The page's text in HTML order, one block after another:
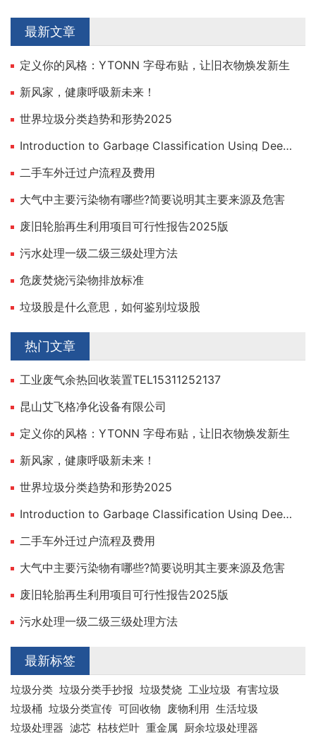
最新文章
定义你的风格：YTONN 字母布贴，让旧衣物焕发新生
新风家，健康呼吸新未来！
世界垃圾分类趋势和形势2025
Introduction to Garbage Classification Using Deep Learning
二手车外迁过户流程及费用
大气中主要污染物有哪些?简要说明其主要来源及危害
废旧轮胎再生利用项目可行性报告2025版
污水处理一级二级三级处理方法
危废焚烧污染物排放标准
垃圾股是什么意思，如何鉴别垃圾股
热门文章
工业废气余热回收装置TEL15311252137
昆山艾飞格净化设备有限公司
定义你的风格：YTONN 字母布贴，让旧衣物焕发新生
新风家，健康呼吸新未来！
世界垃圾分类趋势和形势2025
Introduction to Garbage Classification Using Deep Learning
二手车外迁过户流程及费用
大气中主要污染物有哪些?简要说明其主要来源及危害
废旧轮胎再生利用项目可行性报告2025版
污水处理一级二级三级处理方法
最新标签
垃圾分类 垃圾分类手抄报 垃圾焚烧 工业垃圾 有害垃圾
垃圾桶 垃圾分类宣传 可回收物 废物利用 生活垃圾
垃圾处理器 滤芯 枯枝烂叶 重金属 厨余垃圾处理器